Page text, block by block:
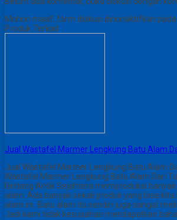
Mohon maaf, form diskusi dinonaktifkan pada
Produk Terkait
Jual Wastafel Marmer Lengkung Batu Alam
Jual Wastafel Marmer Lengkung Batu Alam
Wastafel Marmer Lengkung Batu Alam Dari
Bintang Antik Sejahtera memproduksi
alam. Ada banyak sekali produk yang bisa
alam ini. Batu alam itu sendiri juga sangat
Jadi kami tidak kesusahan mendapatkan